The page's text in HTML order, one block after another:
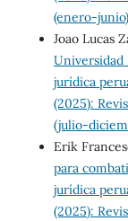
(enero-junio)
Joao Lucas
Universidad
jurídica
(2025):
(julio-
Erik
para
jurídica
(2025):